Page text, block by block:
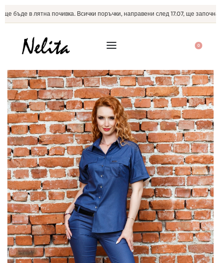
в лятна почивка. Всички поръчки, направени след 17.07, ще започнат
0